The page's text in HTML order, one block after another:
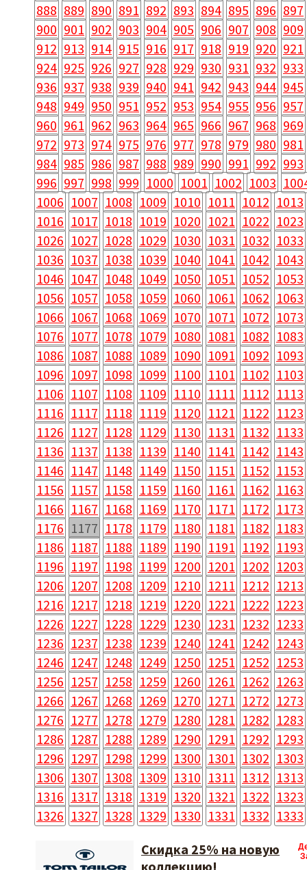
888 889 890 891 892 893 894 895 896 897
900 901 902 903 904 905 906 907 908 909
912 913 914 915 916 917 918 919 920 921
924 925 926 927 928 929 930 931 932 933
936 937 938 939 940 941 942 943 944 945
948 949 950 951 952 953 954 955 956 957
960 961 962 963 964 965 966 967 968 969
972 973 974 975 976 977 978 979 980 981
984 985 986 987 988 989 990 991 992 993
996 997 998 999 1000 1001 1002 1003
1006 1007 1008 1009 1010 1011 1012 1013
1016 1017 1018 1019 1020 1021 1022 1023
1026 1027 1028 1029 1030 1031 1032 1033
1036 1037 1038 1039 1040 1041 1042 1043
1046 1047 1048 1049 1050 1051 1052 1053
1056 1057 1058 1059 1060 1061 1062 1063
1066 1067 1068 1069 1070 1071 1072 1073
1076 1077 1078 1079 1080 1081 1082 1083
1086 1087 1088 1089 1090 1091 1092 1093
1096 1097 1098 1099 1100 1101 1102 1103
1106 1107 1108 1109 1110 1111 1112 1113
1116 1117 1118 1119 1120 1121 1122 1123
1126 1127 1128 1129 1130 1131 1132 1133
1136 1137 1138 1139 1140 1141 1142 1143
1146 1147 1148 1149 1150 1151 1152 1153
1156 1157 1158 1159 1160 1161 1162 1163
1166 1167 1168 1169 1170 1171 1172 1173
1176 1177 1178 1179 1180 1181 1182 1183
1186 1187 1188 1189 1190 1191 1192 1193
1196 1197 1198 1199 1200 1201 1202 1203
1206 1207 1208 1209 1210 1211 1212 1213
1216 1217 1218 1219 1220 1221 1222 1223
1226 1227 1228 1229 1230 1231 1232 1233
1236 1237 1238 1239 1240 1241 1242 1243
1246 1247 1248 1249 1250 1251 1252 1253
1256 1257 1258 1259 1260 1261 1262 1263
1266 1267 1268 1269 1270 1271 1272 1273
1276 1277 1278 1279 1280 1281 1282 1283
1286 1287 1288 1289 1290 1291 1292 1293
1296 1297 1298 1299 1300 1301 1302 1303
1306 1307 1308 1309 1310 1311 1312 1313
1316 1317 1318 1319 1320 1321 1322 1323
1326 1327 1328 1329 1330 1331 1332 1333
Скидка 25% на новую
коллекцию!